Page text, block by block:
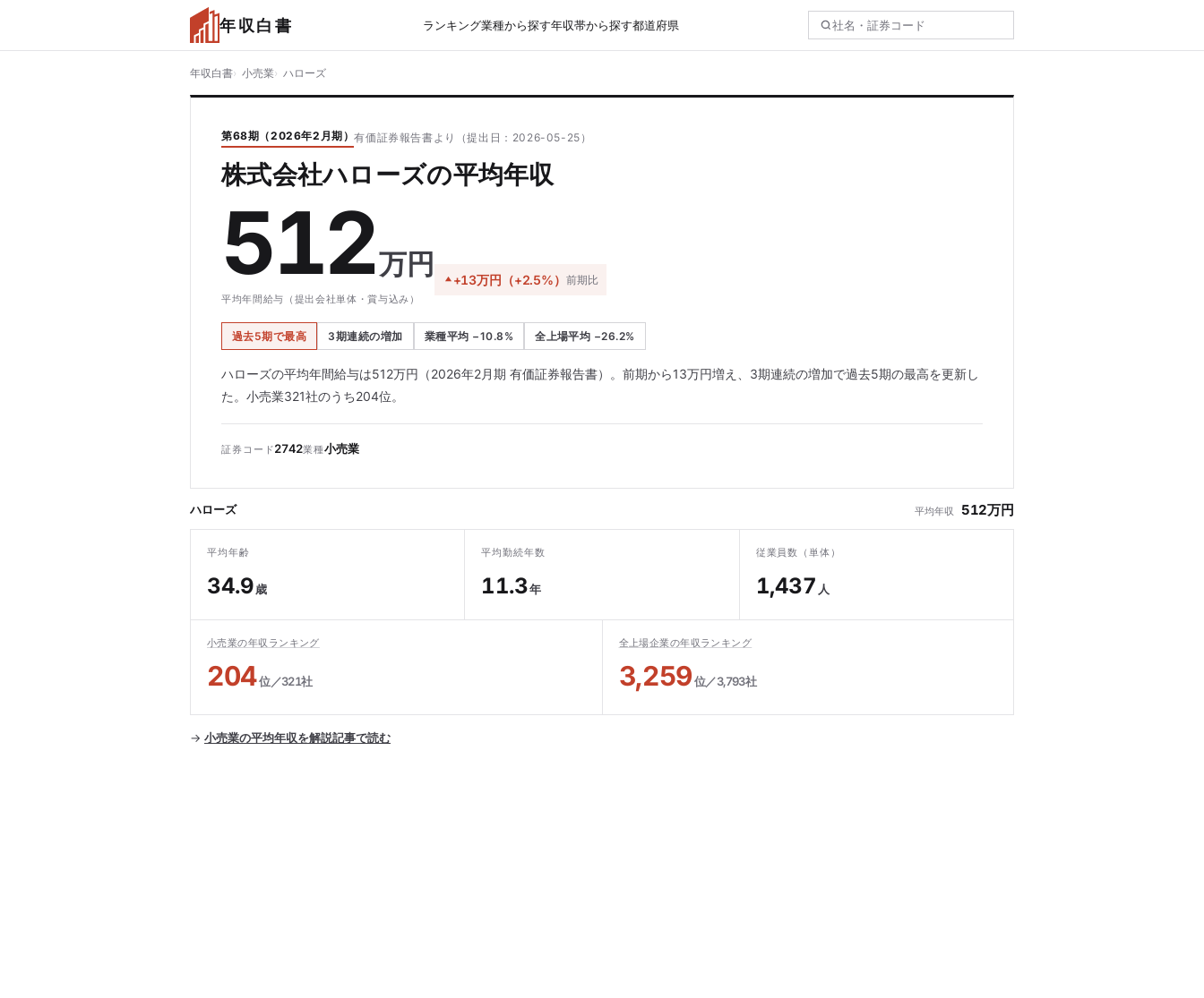
年収白書 ランキング業種から探す年収帯から探す都道府県
年収白書 小売業 ハローズ
第68期（2026年2月期）有価証券報告書より（提出日：2026-05-25）
株式会社ハローズの平均年収
512万円
平均年間給与（提出会社単体・賞与込み）
+13万円（+2.5%） 前期比
過去5期で最高 3期連続の増加 業種平均 −10.8% 全上場平均 −26.2%
ハローズの平均年間給与は512万円（2026年2月期 有価証券報告書）。前期から13万円増え、3期連続の増加で過去5期の最高を更新し
た。小売業321社のうち204位。
証券コード2742業種小売業
ハローズ 平均年収 512万円
平均年齢
34.9歳
平均勤続年数
11.3年
従業員数（単体）
1,437 人
小売業の年収ランキング
204位／321社
全上場企業の年収ランキング
3,259位／3,793社
→ 小売業の平均年収を解説記事で読む